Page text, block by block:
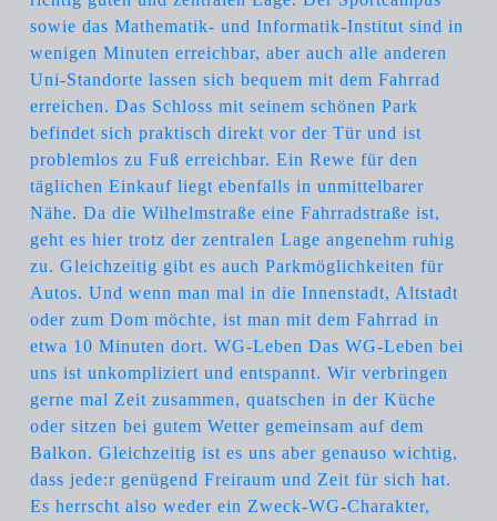
sowie das Mathematik- und Informatik-Institut sind in
wenigen Minuten erreichbar, aber auch alle anderen
Uni-Standorte lassen sich bequem mit dem Fahrrad
erreichen. Das Schloss mit seinem schönen Park
befindet sich praktisch direkt vor der Tür und ist
problemlos zu Fuß erreichbar. Ein Rewe für den
täglichen Einkauf liegt ebenfalls in unmittelbarer
Nähe. Da die Wilhelmstraße eine Fahrradstraße ist,
geht es hier trotz der zentralen Lage angenehm ruhig
zu. Gleichzeitig gibt es auch Parkmöglichkeiten für
Autos. Und wenn man mal in die Innenstadt, Altstadt
oder zum Dom möchte, ist man mit dem Fahrrad in
etwa 10 Minuten dort. WG-Leben Das WG-Leben bei
uns ist unkompliziert und entspannt. Wir verbringen
gerne mal Zeit zusammen, quatschen in der Küche
oder sitzen bei gutem Wetter gemeinsam auf dem
Balkon. Gleichzeitig ist es uns aber genauso wichtig,
dass jede:r genügend Freiraum und Zeit für sich hat.
Es herrscht also weder ein Zweck-WG-Charakter,